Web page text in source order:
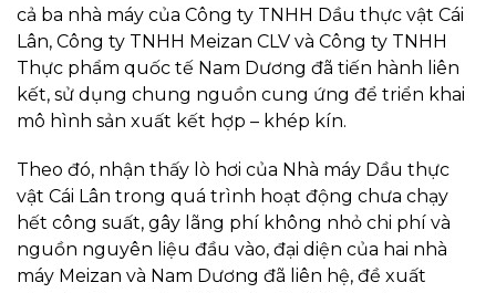
cả ba nhà máy của Công ty TNHH Dầu thực vật Cái
Lân, Công ty TNHH Meizan CLV và Công ty TNHH
Thực phẩm quốc tế Nam Dương đã tiến hành liên
kết, sử dụng chung nguồn cung ứng để triển khai
mô hình sản xuất kết hợp – khép kín.
Theo đó, nhận thấy lò hơi của Nhà máy Dầu thực
vật Cái Lân trong quá trình hoạt động chưa chạy
hết công suất, gây lãng phí không nhỏ chi phí và
nguồn nguyên liệu đầu vào, đại diện của hai nhà
máy Meizan và Nam Dương đã liên hệ, đề xuất